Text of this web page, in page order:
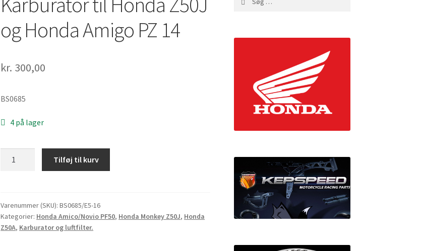
og Honda Amigo PZ 14
kr. 300,00
BS0685
4 på lager
og
Honda
Amigo
Tilføj til kurv
Varenummer (SKU):BS0685/E5-16
Kategorier: Honda Amico/Novio PF50, Honda Monkey Z50J, Honda
Z50A, Karburator og luftfilter.